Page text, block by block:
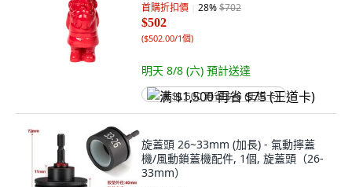
首購折扣價 28%$702
$502
($502.00/1個)
明天 8/8 (六) 預計送達
满 $1,500 再省 $75 (王道卡)
旋蓋頭 26~33mm (加長) - 氣動擰蓋
機/風動鎖蓋機配件, 1個, 旋蓋頭（26-
33mm）